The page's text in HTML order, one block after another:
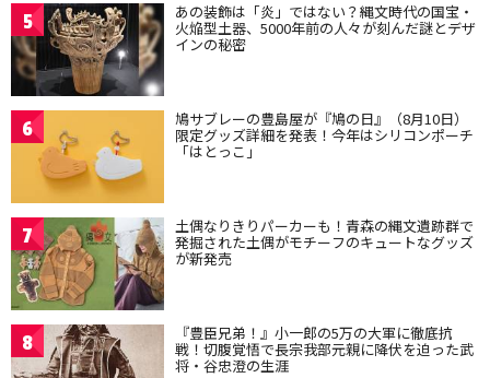
5 あの装飾は「炎」ではない？縄文時代の国宝・
火焔型土器、5000年前の人々が刻んだ謎とデザ
インの秘密
6 鳩サブレーの豊島屋が『鳩の日』（8月10日）
限定グッズ詳細を発表！今年はシリコンポーチ
「はとっこ」
7 土偶なりきりパーカーも！青森の縄文遺跡群で
発掘された土偶がモチーフのキュートなグッズ
が新発売
8 『豊臣兄弟！』小一郎の5万の大軍に徹底抗
戦！切腹覚悟で長宗我部元親に降伏を迫った武
将・谷忠澄の生涯